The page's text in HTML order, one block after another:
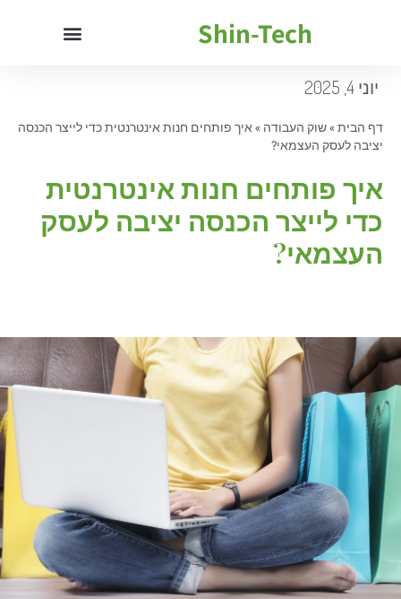
Shin-Tech
יוני 4, 2025
דף הבית»שוק העבודה»איך פותחים חנות אינטרנטית כדי לייצר הכנסה
יציבה לעסק העצמאי?
איך פותחים חנות אינטרנטית
כדי לייצר הכנסה יציבה לעסק
העצמאי?